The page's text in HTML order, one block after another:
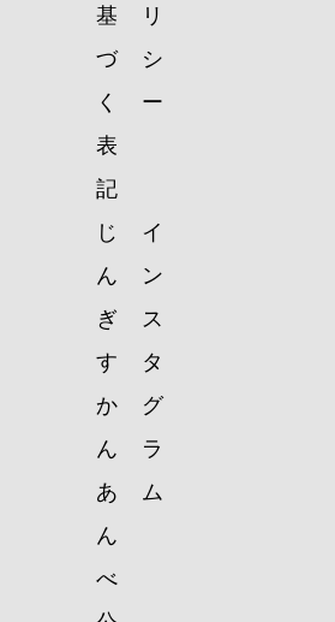
基
づ
く
表
記
リ
シ
ー
じ
ん
ぎ
す
か
ん
あ
ん
べ
イ
ン
ス
タ
グ
ラ
ム